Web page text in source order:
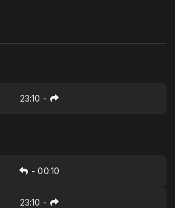
23:10 -
-00:10
23:10 -